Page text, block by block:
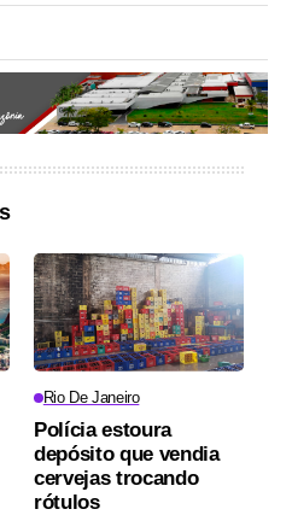
Rio De Janeiro
Polícia estoura
depósito que vendia
cervejas trocando
rótulos